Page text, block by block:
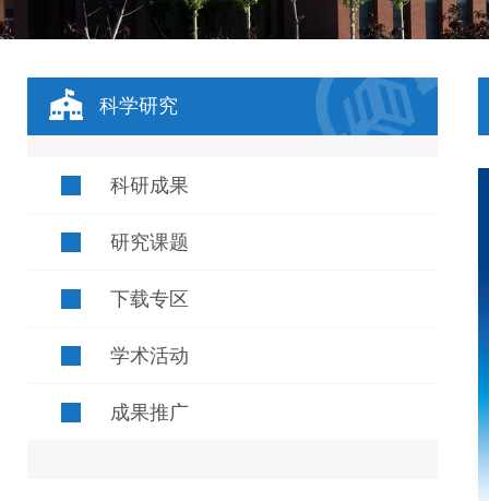
科学研究
科研成果
研究课题
下载专区
学术活动
成果推广